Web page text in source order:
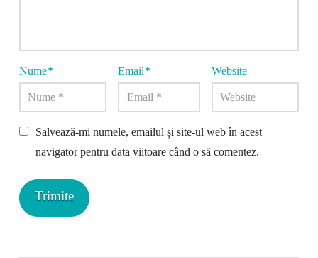
Nume* Email* Website
Salvează-mi numele, emailul și site-ul web în acest
navigator pentru data viitoare când o să comentez.